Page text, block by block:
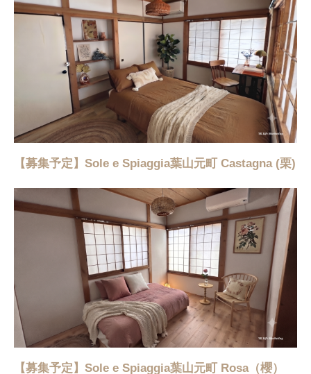
【募集予定】Sole e Spiaggia葉山元町 Castagna (栗)
【募集予定】Sole e Spiaggia葉山元町 Rosa（櫻）